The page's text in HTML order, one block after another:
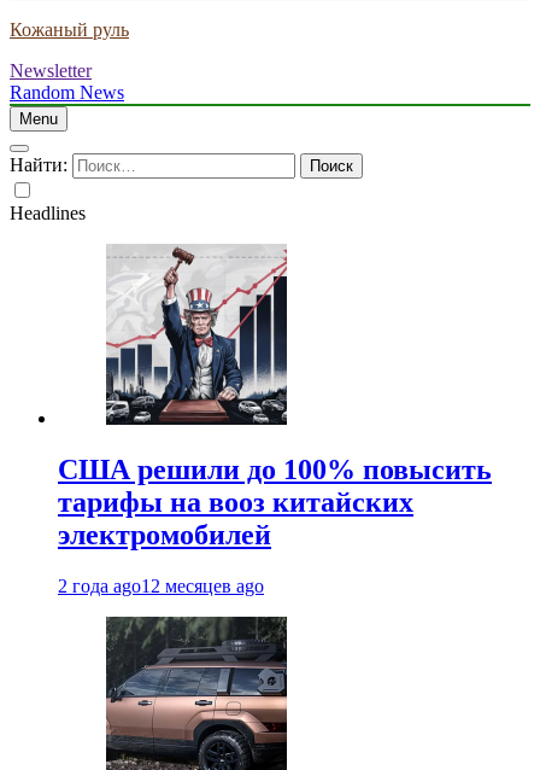
Кожаный руль
Newsletter
Random News
Menu
Найти:
Headlines
США решили до 100% повысить
тарифы на вооз китайских
электромобилей
2 года ago12 месяцев ago